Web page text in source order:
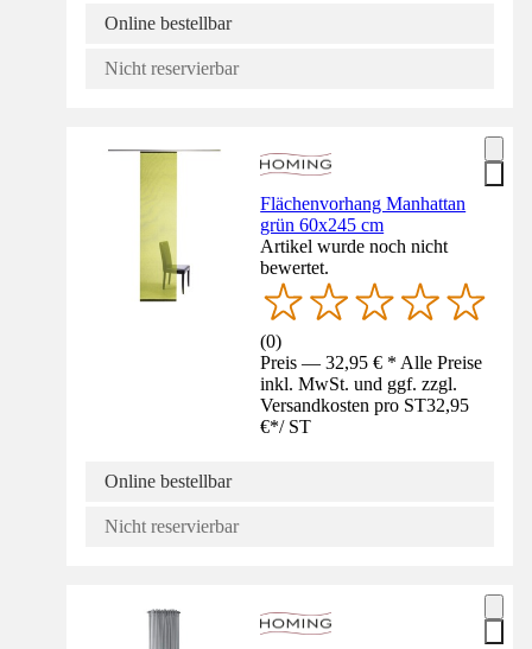
Online bestellbar
Nicht reservierbar
Flächenvorhang Manhattan
grün 60x245 cm
Artikel wurde noch nicht
bewertet.
(0)
Preis — 32,95 € * Alle Preise
inkl. MwSt. und ggf. zzgl.
Versandkosten pro ST32,95
€*/ ST
Online bestellbar
Nicht reservierbar